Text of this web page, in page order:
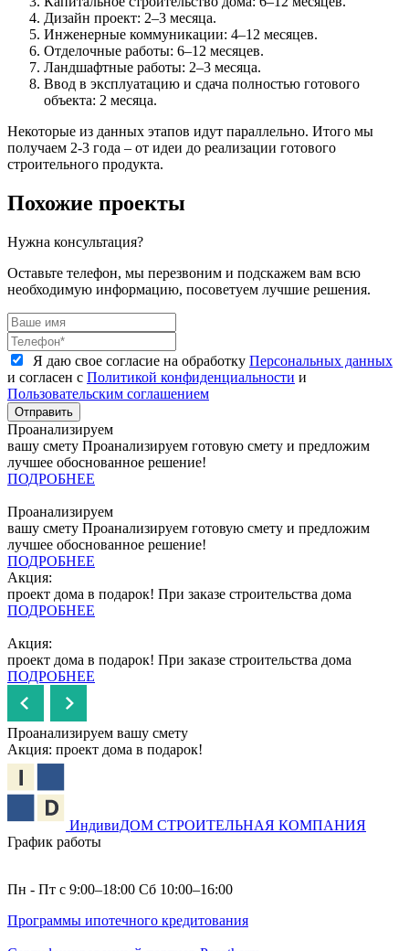
Дизайн проект: 2–3 месяца.
Инженерные коммуникации: 4–12 месяцев.
Отделочные работы: 6–12 месяцев.
Ландшафтные работы: 2–3 месяца.
Ввод в эксплуатацию и сдача полностью готового
объекта: 2 месяца.
Некоторые из данных этапов идут параллельно. Итого мы
получаем 2-3 года – от идеи до реализации готового
строительного продукта.
Похожие проекты
Нужна консультация?
Оставьте телефон, мы перезвоним и подскажем вам всю
необходимую информацию, посоветуем лучшие решения.
Я даю свое согласие на обработку Персональных данных
и согласен с Политикой конфиденциальности и
Пользовательским соглашением
Отправить
Проанализируем
вашу смету Проанализируем готовую смету и предложим
лучшее обоснованное решение!
ПОДРОБНЕЕ
Проанализируем
вашу смету Проанализируем готовую смету и предложим
лучшее обоснованное решение!
ПОДРОБНЕЕ
Акция:
проект дома в подарок! При заказе строительства дома
ПОДРОБНЕЕ
Акция:
проект дома в подарок! При заказе строительства дома
ПОДРОБНЕЕ
Проанализируем вашу смету
Акция: проект дома в подарок!
ИндивиДОМ СТРОИТЕЛЬНАЯ КОМПАНИЯ
График работы
Пн - Пт с 9:00–18:00 Сб 10:00–16:00
Программы ипотечного кредитования